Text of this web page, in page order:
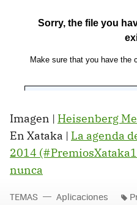
Imagen | Heisenberg
En Xataka | La agenda
2014
nunca
TEMAS Aplicaciones